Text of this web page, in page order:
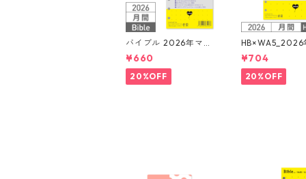
バイブル 2026年マン
スリー 月間ブロック+L
OVEドット罫 システ
ム手帳リフィル
¥660
20%OFF
HB×WA5_2026
スリー 月間ブ
OVEドット罫
ム手帳リフィル
¥704
20%OFF